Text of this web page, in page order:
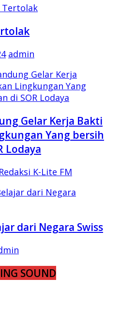
admin
Gelar Kerja Bakti
Yang bersih
Lodaya
Redaksi K-Lite FM
dari Negara Swiss
SOUND